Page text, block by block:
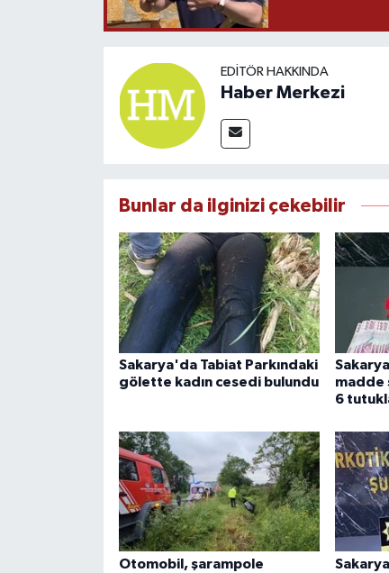
EDITÖR HAKKINDA
Haber Merkezi
Bunlar da ilginizi çekebilir
Sakarya'da Tabiat Parkındaki
gölette kadın cesedi bulundu
madde
6
Otomobil, şarampole